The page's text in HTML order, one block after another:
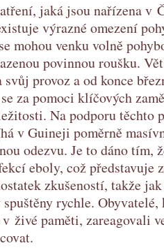
jaká jsou nařízena v
výrazné omezení
mohou venku volně
povinnou roušku.
provoz a od konce
za pomoci klíčových
Na podporu těchto
v Guineji poměrně
odezvu. Je to dáno tím,
eboly, což představuje
zkušeností, takže
rychle.
živé paměti, zareagovali